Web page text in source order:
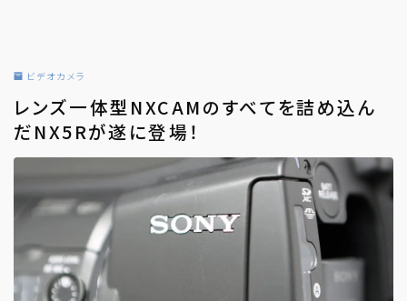
ビデオカメラ
レンズ一体型NXCAMのすべてを詰め込ん
だNX5Rが遂に登場！